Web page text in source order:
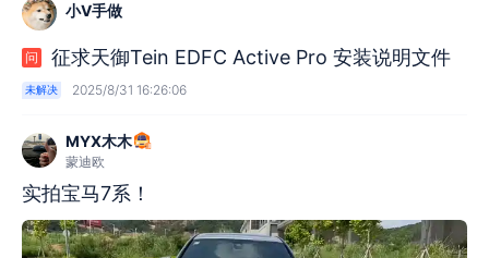
小V手做
问 征求天御Tein EDFC Active Pro 安装说明文件
未解决 2025/8/31 16:26:06
MYX木木
蒙迪欧
实拍宝马7系！